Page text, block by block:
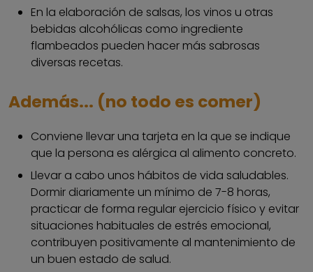
En la elaboración de salsas, los vinos u otras
bebidas alcohólicas como ingrediente
flambeados pueden hacer más sabrosas
diversas recetas.
Además... (no todo es comer)
Conviene llevar una tarjeta en la que se indique
que la persona es alérgica al alimento concreto.
Llevar a cabo unos hábitos de vida saludables.
Dormir diariamente un mínimo de 7-8 horas,
practicar de forma regular ejercicio físico y evitar
situaciones habituales de estrés emocional,
contribuyen positivamente al mantenimiento de
un buen estado de salud.